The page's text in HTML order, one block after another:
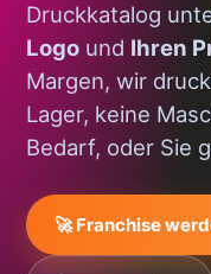
Druckkatalog
Logo und Ihren
Margen, wir
Lager, keine
Bedarf, oder Sie
🚀 Franchise